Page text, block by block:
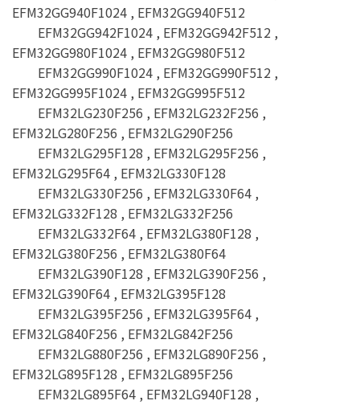
EFM32GG940F1024 , EFM32GG940F512
EFM32GG942F1024 , EFM32GG942F512 ,
EFM32GG980F1024 , EFM32GG980F512
EFM32GG990F1024 , EFM32GG990F512 ,
EFM32GG995F1024 , EFM32GG995F512
EFM32LG230F256 , EFM32LG232F256 ,
EFM32LG280F256 , EFM32LG290F256
EFM32LG295F128 , EFM32LG295F256 ,
EFM32LG295F64 , EFM32LG330F128
EFM32LG330F256 , EFM32LG330F64 ,
EFM32LG332F128 , EFM32LG332F256
EFM32LG332F64 , EFM32LG380F128 ,
EFM32LG380F256 , EFM32LG380F64
EFM32LG390F128 , EFM32LG390F256 ,
EFM32LG390F64 , EFM32LG395F128
EFM32LG395F256 , EFM32LG395F64 ,
EFM32LG840F256 , EFM32LG842F256
EFM32LG880F256 , EFM32LG890F256 ,
EFM32LG895F128 , EFM32LG895F256
EFM32LG895F64 , EFM32LG940F128 ,